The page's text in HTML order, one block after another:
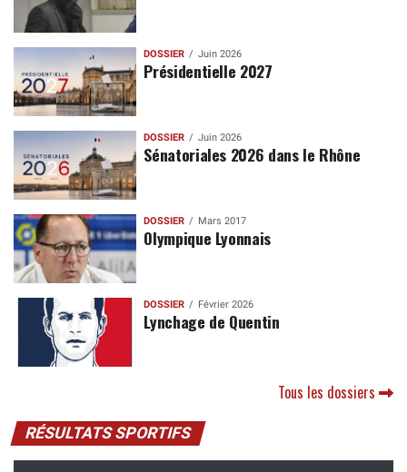
DOSSIER Juin 2026
Présidentielle 2027
DOSSIER Juin 2026
Sénatoriales 2026 dans le Rhône
DOSSIER Mars 2017
Olympique Lyonnais
DOSSIER Février 2026
Lynchage de Quentin
Tous les dossiers
RÉSULTATS SPORTIFS